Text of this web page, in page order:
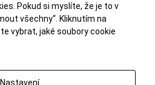
Pokud si myslíte, že je to v
všechny“. Kliknutím na
vybrat, jaké soubory cookie
Nastavení